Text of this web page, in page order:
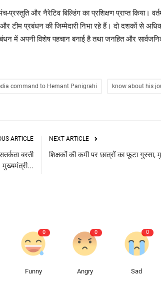
प्रस्तुति और नैरेटिव बिल्डिंग का प्रशिक्षण प्राप्त किया।
टीम प्रबंधन की जिम्मेदारी निभा रहे हैं। दो दशकों से
में अपनी विशेष पहचान बनाई है तथा जनहित और
command to Hemant Panigrahi know about his
ARTICLE
बरती
मुख्यमंत्री...
NEXT ARTICLE
शिक्षकों की कमी पर छात्रों का फूटा गुस्सा,
0
Funny
0
Angry
0
Sad